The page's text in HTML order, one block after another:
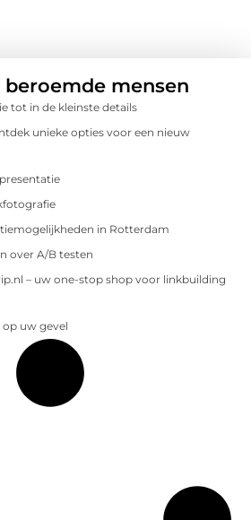
beroemde mensen
tot in de kleinste details
unieke opties voor een nieuw
in Rotterdam
over A/B testen
– uw one-stop shop voor linkbuilding
uw gevel